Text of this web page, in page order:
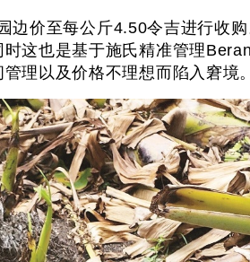
价至每公斤4.50令吉进行收
这也是基于施氏精准管理
理以及价格不理想而陷入窘境。